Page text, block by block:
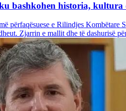
bashkohen historia,
përfaqësuese e Rilindjes
Zjarrin e mallit dhe të dashurisë